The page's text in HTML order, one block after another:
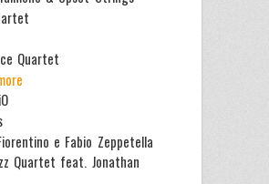
Quartet
e Fabio Zeppetella
Quartet feat. Jonathan